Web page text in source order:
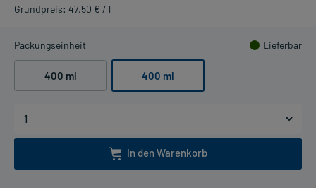
Grundpreis: 47,50 € / l
Packungseinheit Lieferbar
400 ml 400 ml
In den Warenkorb